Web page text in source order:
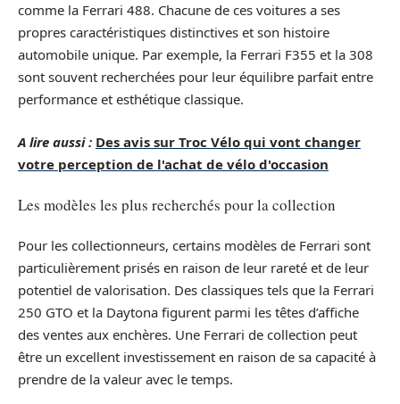
comme la Ferrari 488. Chacune de ces voitures a ses
propres caractéristiques distinctives et son histoire
automobile unique. Par exemple, la Ferrari F355 et la 308
sont souvent recherchées pour leur équilibre parfait entre
performance et esthétique classique.
A lire aussi : Des avis sur Troc Vélo qui vont changer
votre perception de l'achat de vélo d'occasion
Les modèles les plus recherchés pour la collection
Pour les collectionneurs, certains modèles de Ferrari sont
particulièrement prisés en raison de leur rareté et de leur
potentiel de valorisation. Des classiques tels que la Ferrari
250 GTO et la Daytona figurent parmi les têtes d’affiche
des ventes aux enchères. Une Ferrari de collection peut
être un excellent investissement en raison de sa capacité à
prendre de la valeur avec le temps.